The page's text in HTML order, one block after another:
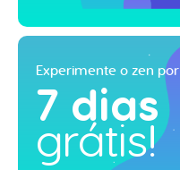
Experimente o zen por
7 dias
grátis!